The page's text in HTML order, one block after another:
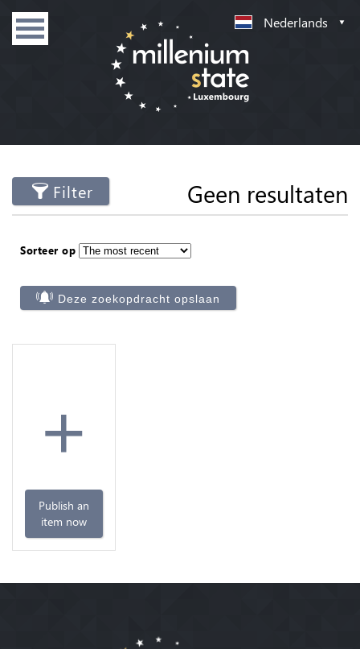
Nederlands
Filter Geen resultaten
Sorteer op
Deze zoekopdracht opslaan
+
Publish an
item now